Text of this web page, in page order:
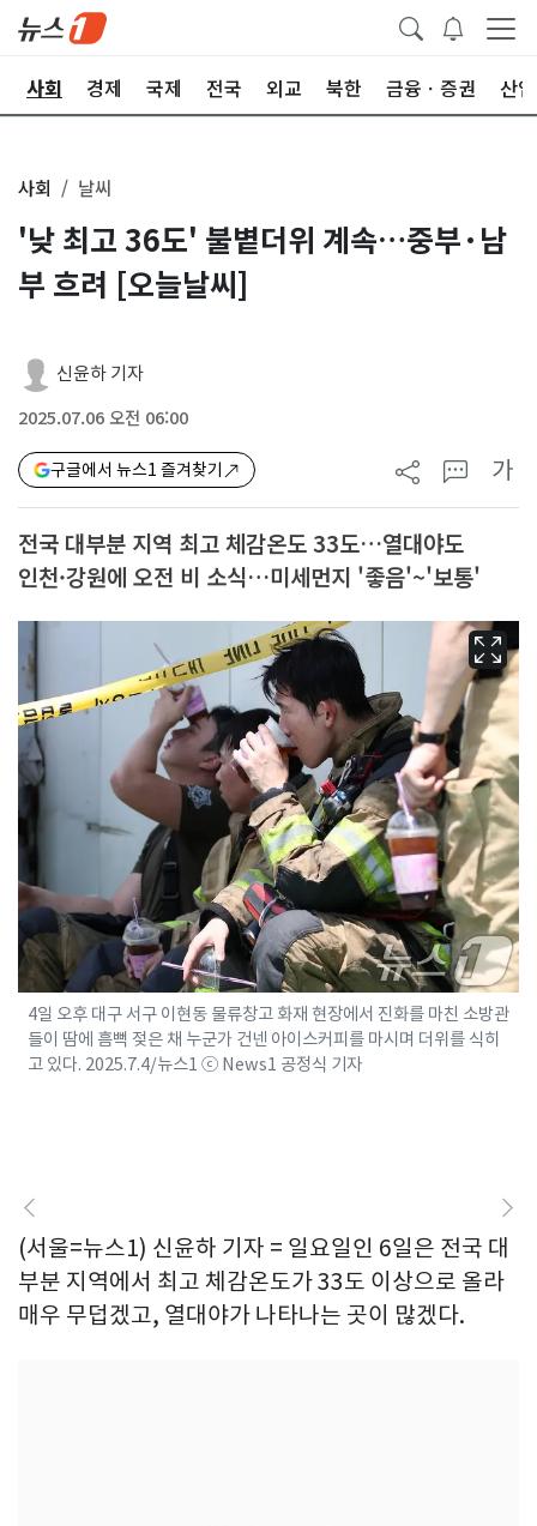
사회 경제 국제 전국 외교 북한 금융ㆍ증권 산업
사회 날씨
'낮 최고 36도' 불볕더위 계속…중부·남
부 흐려 [오늘날씨]
신윤하 기자
2025.07.06 오전 06:00
구글에서 뉴스1 즐겨찾기 가
전국 대부분 지역 최고 체감온도 33도…열대야도
인천·강원에 오전 비 소식…미세먼지 '좋음'~'보통'
4일 오후 대구 서구 이현동 물류창고 화재 현장에서 진화를 마친 소방관
들이 땀에 흠뻑 젖은 채 누군가 건넨 아이스커피를 마시며 더위를 식히
고 있다. 2025.7.4/뉴스1 ⓒ News1 공정식 기자
(서울=뉴스1) 신윤하 기자 = 일요일인 6일은 전국 대
부분 지역에서 최고 체감온도가 33도 이상으로 올라
매우 무덥겠고, 열대야가 나타나는 곳이 많겠다.